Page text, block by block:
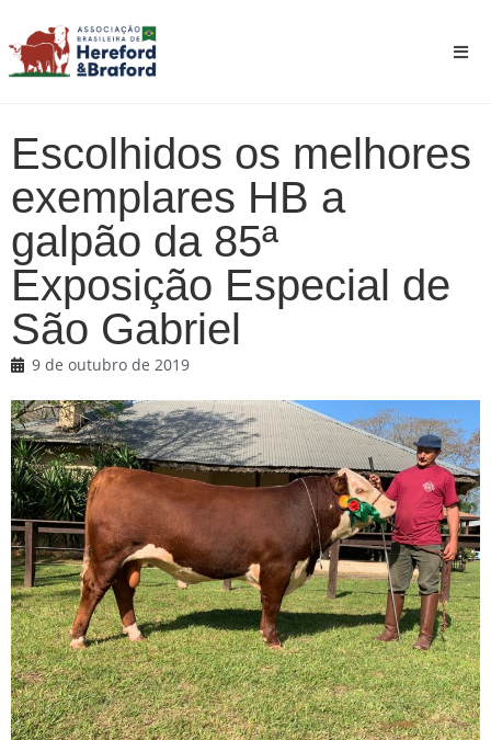
Escolhidos os melhores
exemplares HB a
galpão da 85ª
Exposição Especial de
São Gabriel
9 de outubro de 2019